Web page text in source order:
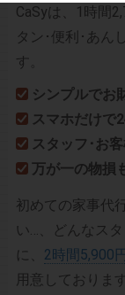
CaSyは、1時間
タン･便利･あん
す。
シンプルでお
スマホだけで
スタッフ･お
万が一の物損
初めての家事代
い…、どんなス
に、 2時間5,900
用意しております